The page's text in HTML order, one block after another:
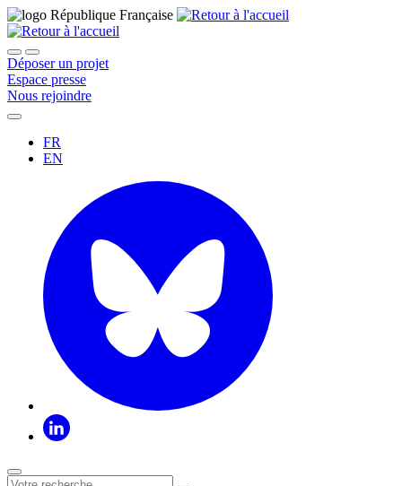
Déposer un projet
Espace presse
Nous rejoindre
FR
EN